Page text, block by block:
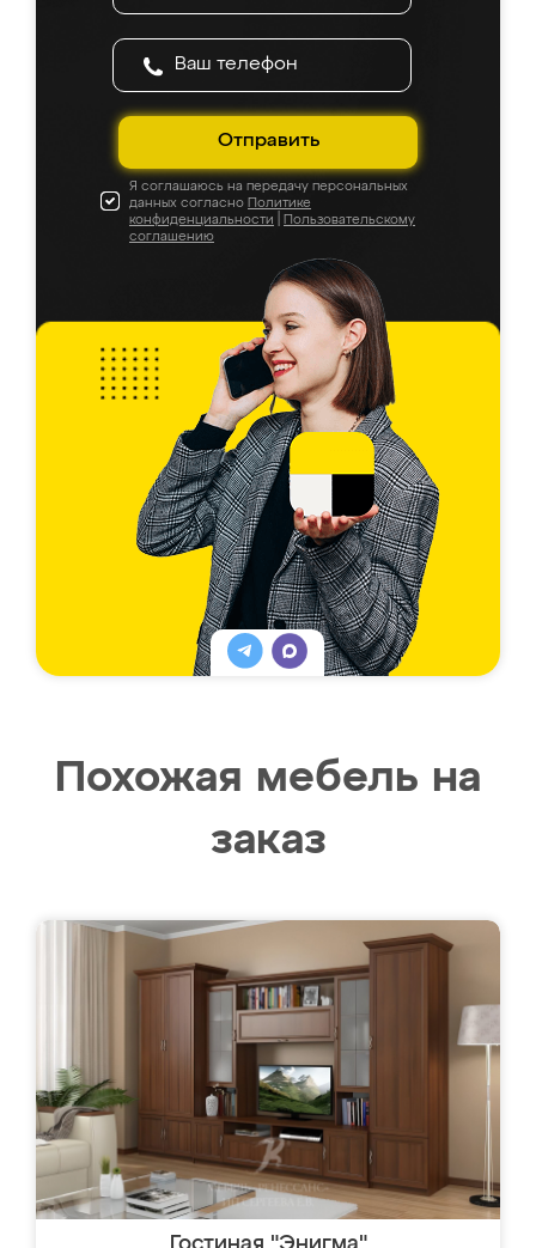
Отправить
Я соглашаюсь на передачу персональных
данных согласно Политике
конфиденциальности
Пользовательскому
соглашению
Похожая мебель на
заказ